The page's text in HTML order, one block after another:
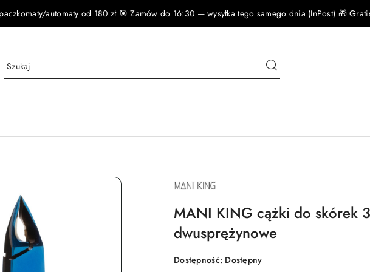
automaty od 180 zł 🎯 Zamów do 16:30 — wysyłka tego samego dnia (InPost) 🎁
NAZWA
PRODUCENTA:
KING
MANI KING cążki do skórek
dwusprężynowe
Dostępność: Dostępny